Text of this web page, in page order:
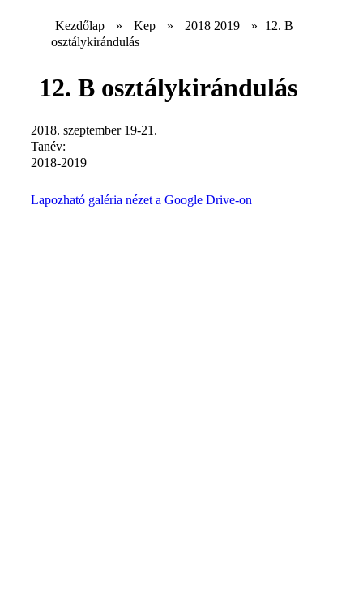
Kezdőlap » Kep » 2018 2019 »
12. B
osztálykirándulás
12. B osztálykirándulás
2018. szeptember 19-21.
Tanév:
2018-2019
Lapozható galéria nézet a Google Drive-on